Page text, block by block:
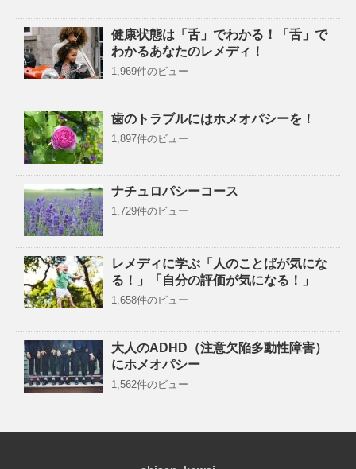
健康状態は「舌」でわかる！「舌」で
わかるあなたのレメディ！
1,969件のビュー
歯のトラブルにはホメオパシーを！
1,897件のビュー
ナチュロパシーコース
1,729件のビュー
レメディに学ぶ「人のことばが気にな
る！」「自分の評価が気になる！」
1,658件のビュー
大人のADHD（注意欠陥多動性障害）
にホメオパシー
1,562件のビュー